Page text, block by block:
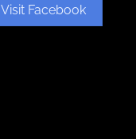
Visit Facebook